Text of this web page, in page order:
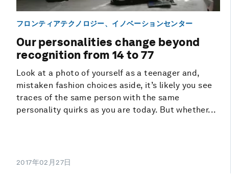
フロンティアテクノロジー、イノベーションセンター
Our personalities change beyond
recognition from 14 to 77
Look at a photo of yourself as a teenager and,
mistaken fashion choices aside, it’s likely you see
traces of the same person with the same
personality quirks as you are today. But whether...
2017年02月27日